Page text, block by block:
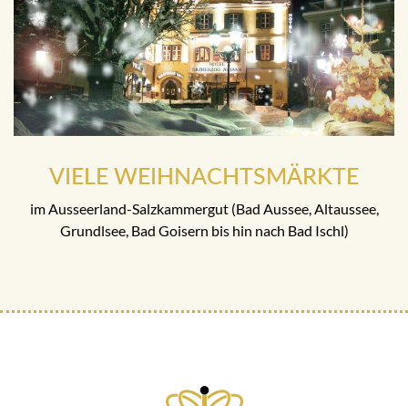
VIELE WEIHNACHTSMÄRKTE
im Ausseerland-Salzkammergut (Bad Aussee, Altaussee,
Grundlsee, Bad Goisern bis hin nach Bad Ischl)